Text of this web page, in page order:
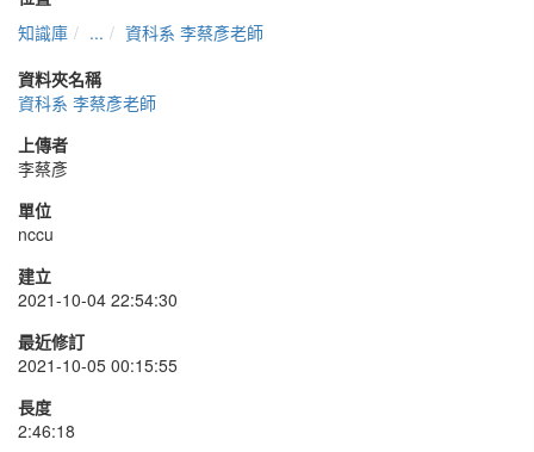
知識庫
...
資科系 李蔡彥老師
資料夾名稱
資科系 李蔡彥老師
上傳者
李蔡彥
單位
nccu
建立
2021-10-04 22:54:30
最近修訂
2021-10-05 00:15:55
長度
2:46:18